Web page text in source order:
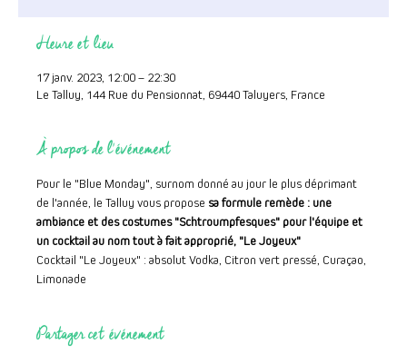
Heure et lieu
17 janv. 2023, 12:00 – 22:30
Le Talluy, 144 Rue du Pensionnat, 69440 Taluyers, France
À propos de l'événement
Pour le "Blue Monday", surnom donné au jour le plus déprimant
de l'année, le Talluy vous propose sa formule remède : une
ambiance et des costumes "Schtroumpfesques" pour l'équipe et
un cocktail au nom tout à fait approprié, "Le Joyeux"
Cocktail "Le Joyeux" : absolut Vodka, Citron vert pressé, Curaçao,
Limonade
Partager cet événement